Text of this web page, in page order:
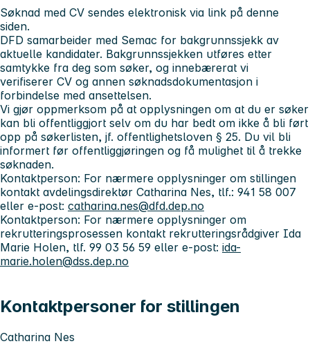
Søknad med CV sendes elektronisk via link på denne
siden.
DFD samarbeider med Semac for bakgrunnssjekk av
aktuelle kandidater. Bakgrunnssjekken utføres etter
samtykke fra deg som søker, og innebærerat vi
verifiserer CV og annen søknadsdokumentasjon i
forbindelse med ansettelsen.
Vi gjør oppmerksom på at opplysningen om at du er søker
kan bli offentliggjort selv om du har bedt om ikke å bli ført
opp på søkerlisten, jf. offentlighetsloven § 25. Du vil bli
informert før offentliggjøringen og få mulighet til å trekke
søknaden.
Kontaktperson: For nærmere opplysninger om stillingen
kontakt avdelingsdirektør Catharina Nes, tlf.: 941 58 007
eller e-post: catharina.nes@dfd.dep.no
Kontaktperson: For nærmere opplysninger om
rekrutteringsprosessen kontakt rekrutteringsrådgiver Ida
Marie Holen, tlf. 99 03 56 59 eller e-post: ida-
marie.holen@dss.dep.no
Kontaktpersoner for stillingen
Catharina Nes